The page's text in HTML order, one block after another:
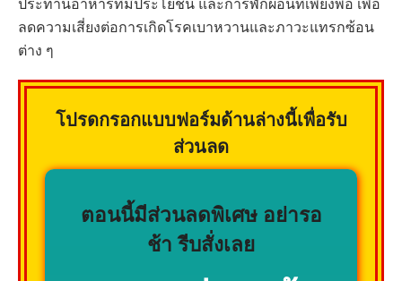
ลดความเสี่ยงต่อการเกิดโรคเบาหวานและภาวะแทรกซ้อน
ต่าง ๆ
โปรดกรอกแบบฟอร์มด้านล่างนี้เพื่อรับ
ส่วนลด
ตอนนี้มีส่วนลดพิเศษ อย่ารอ
ช้า รีบสั่งเลย